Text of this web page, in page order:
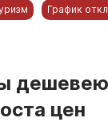
График
цен